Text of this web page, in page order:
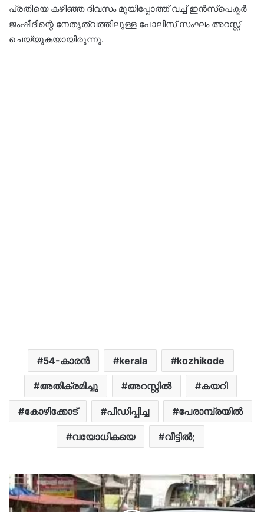
പ്രതിയെ കഴിഞ്ഞ ദിവസം മുയിപ്പോത്ത് വച്ച് ഇന്‍സ്‌പെക്ടര്‍
ജംഷീദിന്റെ നേതൃത്വത്തിലുള്ള പോലീസ് സംഘം അറസ്റ്റ്
ചെയ്യുകയായിരുന്നു.
54-കാരൻ kerala kozhikode
അതിക്രമിച്ചു അറസ്റ്റിൽ കയറി
കോഴിക്കോട് പീഡിപ്പിച്ച പേരാമ്പ്രയിൽ
വയോധികയെ വീട്ടില്‍;